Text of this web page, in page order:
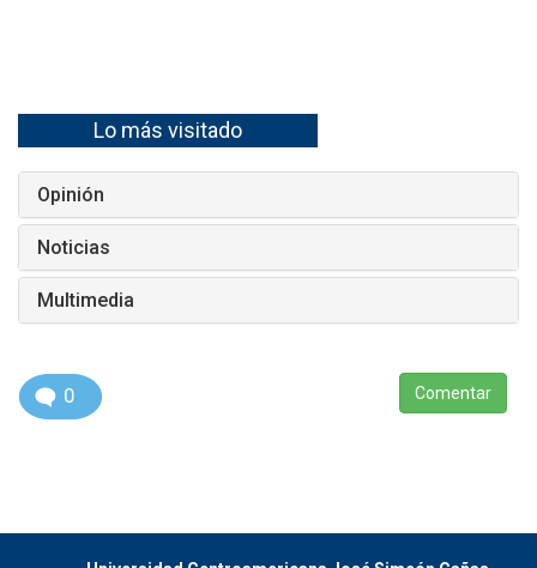
Lo más visitado
Opinión
Noticias
Multimedia
0 Comentar